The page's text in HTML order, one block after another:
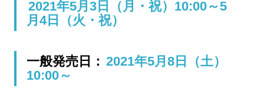
2021年5月3日（月・祝）10:00～5
月4日（火・祝）
一般発売日： 2021年5月8日（土）
10:00～